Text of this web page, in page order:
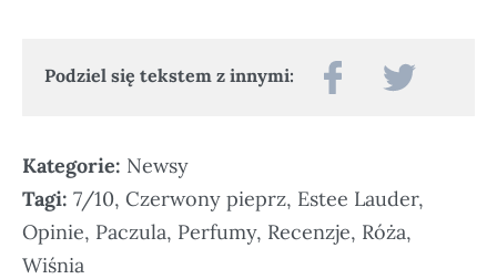
Podziel się tekstem z innymi:
Kategorie: Newsy
Tagi: 7/10, Czerwony pieprz, Estee Lauder,
Opinie, Paczula, Perfumy, Recenzje, Róża,
Wiśnia